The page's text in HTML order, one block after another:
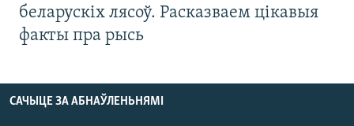
беларускіх лясоў. Расказваем цікавыя
факты пра рысь
САЧЫЦЕ ЗА АБНАЎЛЕНЬНЯМІ